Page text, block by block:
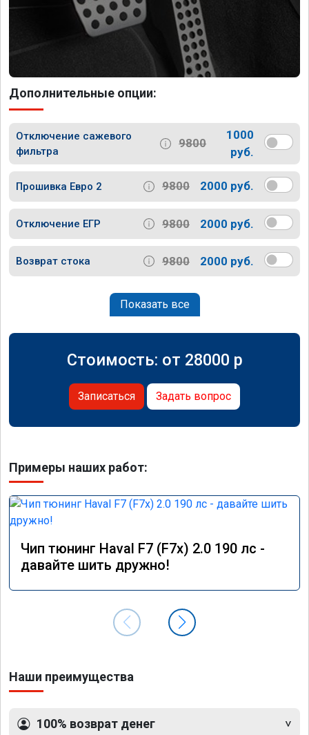
Дополнительные опции:
Отключение сажевого
фильтра
9800
1000
руб.
Прошивка Евро 2 9800 2000 руб.
Отключение ЕГР 9800 2000 руб.
Возврат стока 9800 2000 руб.
Показать все
Стоимость: от 28000 p
Записаться Задать вопрос
Примеры наших работ:
Чип тюнинг Haval F7 (F7x) 2.0 190 лс -
давайте шить дружно!
Наши преимущества
100% возврат денег